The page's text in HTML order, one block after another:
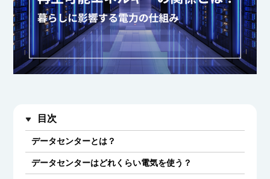
目次
データセンターとは？
データセンターはどれくらい電気を使う？